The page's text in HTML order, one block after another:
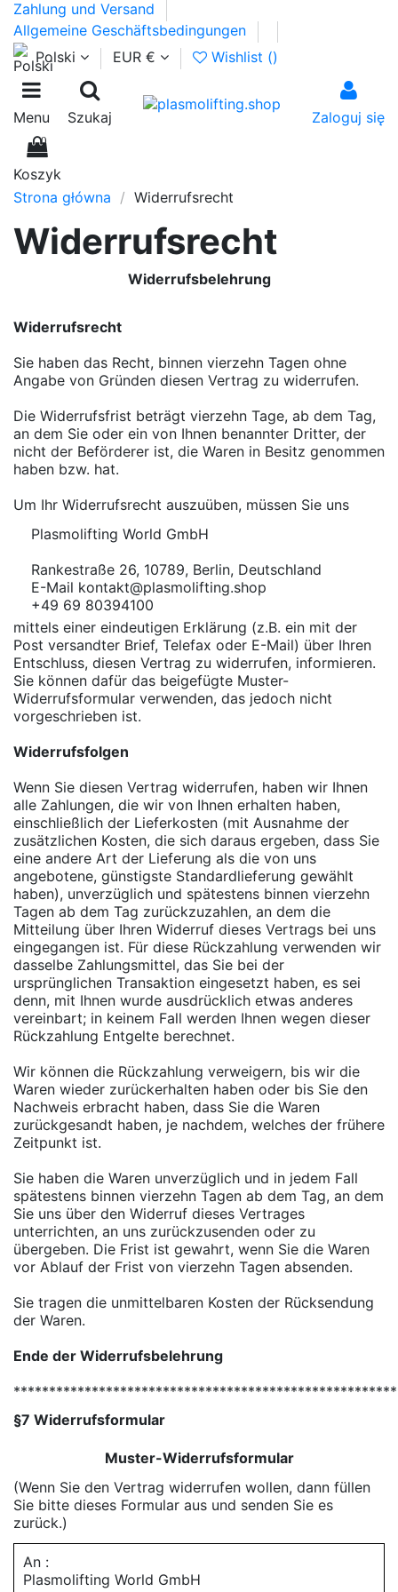
Zahlung und Versand
Allgemeine Geschäftsbedingungen
Polski
EUR € Wishlist ()
Menu Szukaj Zaloguj się
0
Koszyk
Strona główna
Widerrufsrecht
Widerrufsrecht
Widerrufsbelehrung
Widerrufsrecht
Sie haben das Recht, binnen vierzehn Tagen ohne
Angabe von Gründen diesen Vertrag zu widerrufen.
Die Widerrufsfrist beträgt vierzehn Tage, ab dem Tag,
an dem Sie oder ein von Ihnen benannter Dritter, der
nicht der Beförderer ist, die Waren in Besitz genommen
haben bzw. hat.
Um Ihr Widerrufsrecht auszuüben, müssen Sie uns
Plasmolifting World GmbH
Rankestraße 26, 10789, Berlin, Deutschland
E-Mail kontakt@plasmolifting.shop
+49 69 80394100
mittels einer eindeutigen Erklärung (z.B. ein mit der
Post versandter Brief, Telefax oder E-Mail) über Ihren
Entschluss, diesen Vertrag zu widerrufen, informieren.
Sie können dafür das beigefügte Muster-
Widerrufsformular verwenden, das jedoch nicht
vorgeschrieben ist.
Widerrufsfolgen
Wenn Sie diesen Vertrag widerrufen, haben wir Ihnen
alle Zahlungen, die wir von Ihnen erhalten haben,
einschließlich der Lieferkosten (mit Ausnahme der
zusätzlichen Kosten, die sich daraus ergeben, dass Sie
eine andere Art der Lieferung als die von uns
angebotene, günstigste Standardlieferung gewählt
haben), unverzüglich und spätestens binnen vierzehn
Tagen ab dem Tag zurückzuzahlen, an dem die
Mitteilung über Ihren Widerruf dieses Vertrags bei uns
eingegangen ist. Für diese Rückzahlung verwenden wir
dasselbe Zahlungsmittel, das Sie bei der
ursprünglichen Transaktion eingesetzt haben, es sei
denn, mit Ihnen wurde ausdrücklich etwas anderes
vereinbart; in keinem Fall werden Ihnen wegen dieser
Rückzahlung Entgelte berechnet.
Wir können die Rückzahlung verweigern, bis wir die
Waren wieder zurückerhalten haben oder bis Sie den
Nachweis erbracht haben, dass Sie die Waren
zurückgesandt haben, je nachdem, welches der frühere
Zeitpunkt ist.
Sie haben die Waren unverzüglich und in jedem Fall
spätestens binnen vierzehn Tagen ab dem Tag, an dem
Sie uns über den Widerruf dieses Vertrages
unterrichten, an uns zurückzusenden oder zu
übergeben. Die Frist ist gewahrt, wenn Sie die Waren
vor Ablauf der Frist von vierzehn Tagen absenden.
Sie tragen die unmittelbaren Kosten der Rücksendung
der Waren.
Ende der Widerrufsbelehrung
§7 Widerrufsformular
Muster-Widerrufsformular
(Wenn Sie den Vertrag widerrufen wollen, dann füllen
Sie bitte dieses Formular aus und senden Sie es
zurück.)
An :
Plasmolifting World GmbH